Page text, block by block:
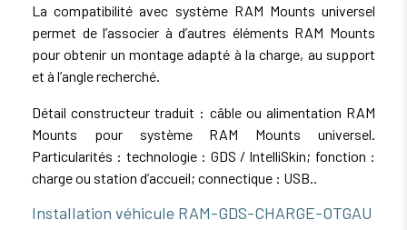
La compatibilité avec système RAM Mounts universel
permet de l’associer à d’autres éléments RAM Mounts
pour obtenir un montage adapté à la charge, au support
et à l’angle recherché.
Détail constructeur traduit : câble ou alimentation RAM
Mounts pour système RAM Mounts universel.
Particularités : technologie : GDS / IntelliSkin; fonction :
charge ou station d’accueil; connectique : USB..
Installation véhicule RAM-GDS-CHARGE-OTGAU